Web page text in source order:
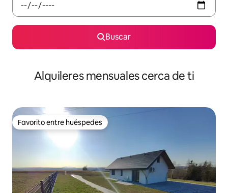
Buscar
Alquileres mensuales cerca de ti
Favorito entre huéspedes
Favorito entre huéspedes